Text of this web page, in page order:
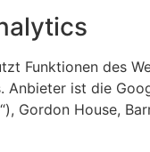
Funktionen des
Anbieter ist die
Gordon House,